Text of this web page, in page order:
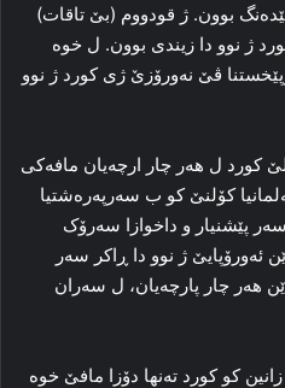
بوون. ژ قودووم (بێ تاقات)
ژ نوو دا‌ زیندی بوون. ل خوه‌
ڤێ نه‌ورۆزێ ژی کورد ژ نوو
کورد ل هه‌ر چار ارچەیان مافه‌کی
کۆلنێ کو ب سه‌رپه‌ره‌شتیا
پێشنیار و داخوازا سه‌رۆک
ئه‌ورۆپایێ ژ نوو دا ڕاکر سه‌ر
هه‌ر چار پارچەیان، ل سه‌ران
کو کورد ته‌نها دۆزا مافێ خوه‌